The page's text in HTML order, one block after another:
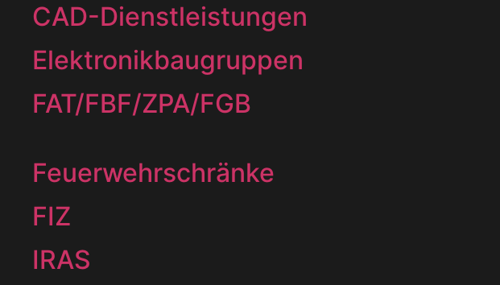
CAD-Dienstleistungen
Elektronikbaugruppen
FAT/FBF/ZPA/FGB
Feuerwehrschränke
FIZ
IRAS